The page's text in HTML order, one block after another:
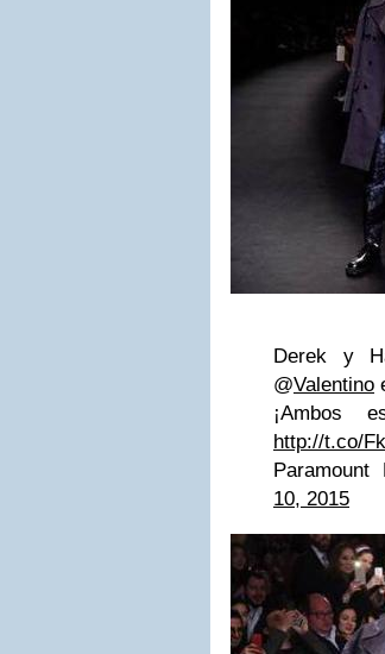
Derek y
@Valentino
¡Ambos
http://t.co/
Paramount
10, 2015